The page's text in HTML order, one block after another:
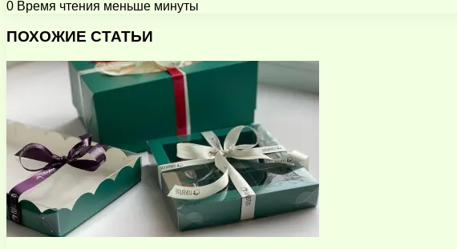
0 Время чтения меньше минуты
через
почту
ПОХОЖИЕ СТАТЬИ